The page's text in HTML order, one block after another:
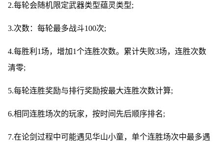
2.每轮会随机限定武器类型蕴灵类型;
3.次数：每轮最多战斗100次;
4.每胜利1场，增加1个连胜次数。累计失败3场，连胜次数
清零;
5.每轮连胜奖励与排行奖励按最大连胜次数计算;
6.相同连胜场次的玩家，按时间先后顺序排名;
7.在论剑过程中可能遇见华山小童，单个连胜场次中最多遇